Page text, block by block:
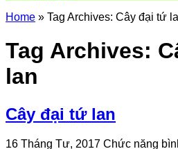
Home » Tag Archives: Cây đại tứ
Tag Archives:
lan
Cây đại tứ lan
16 Tháng Tư, 2017 Chức năng